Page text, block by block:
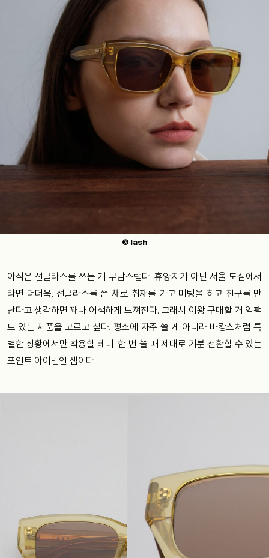
© lash
아직은 선글라스를 쓰는 게 부담스럽다. 휴양지가 아닌 서울 도심에서
라면 더더욱. 선글라스를 쓴 채로 취재를 가고 미팅을 하고 친구를 만
난다고 생각하면 꽤나 어색하게 느껴진다. 그래서 이왕 구매할 거 임팩
트 있는 제품을 고르고 싶다. 평소에 자주 쓸 게 아니라 바캉스처럼 특
별한 상황에서만 착용할 테니. 한 번 쓸 때 제대로 기분 전환할 수 있는
포인트 아이템인 셈이다.